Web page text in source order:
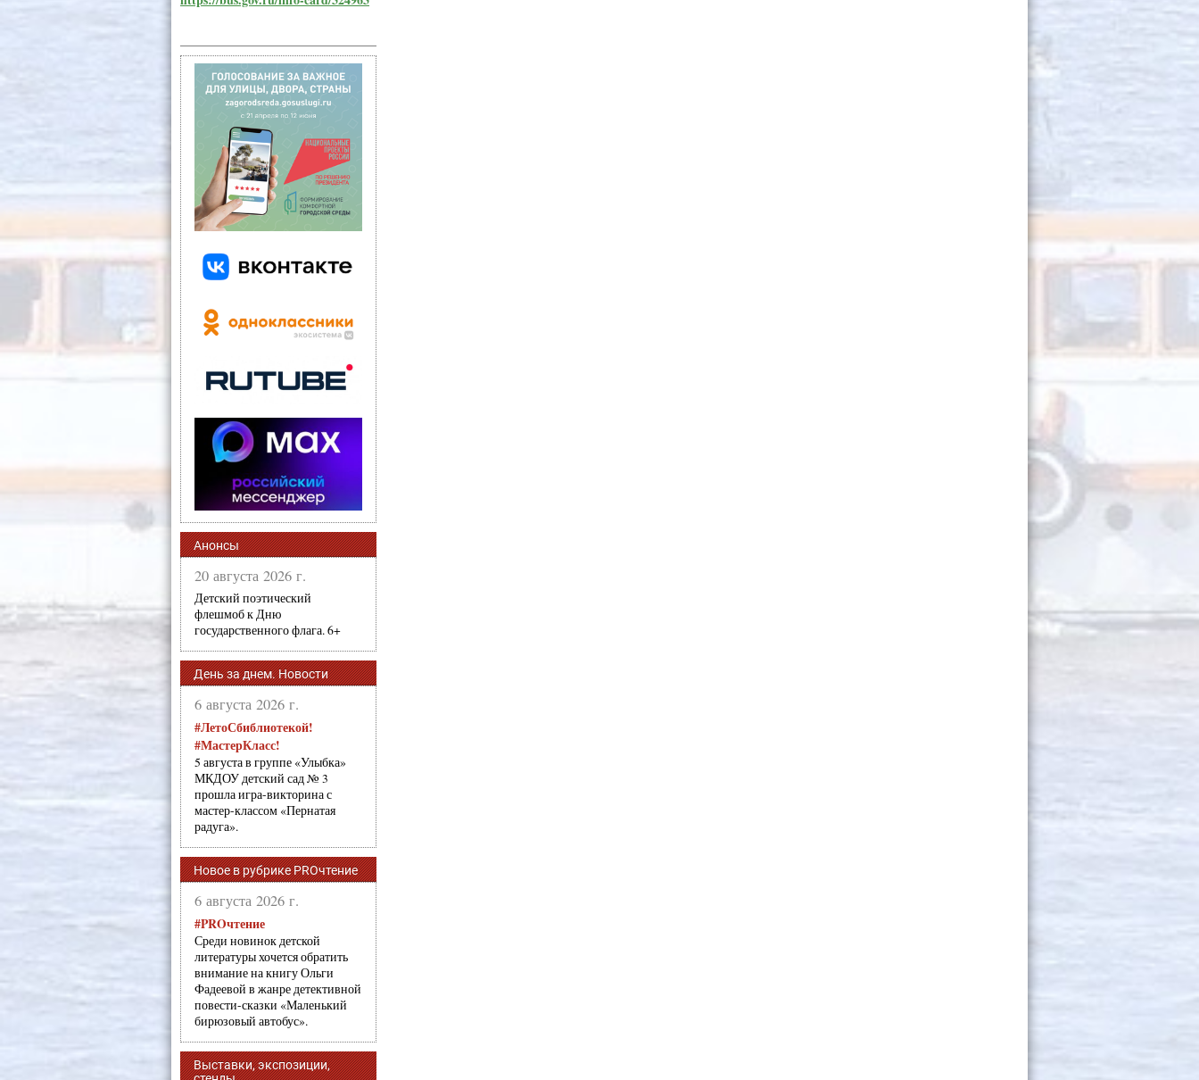
Анонсы
20 августа 2026 г.
Детский поэтический
флешмоб к Дню
государственного флага. 6+
День за днем. Новости
6 августа 2026 г.
#ЛетоСбиблиотекой!
#МастерКласс!
5 августа в группе «Улыбка»
МКДОУ детский сад № 3
прошла игра-викторина с
мастер-классом «Пернатая
радуга».
Новое в рубрике PROчтение
6 августа 2026 г.
#PROчтение
Среди новинок детской
литературы хочется обратить
внимание на книгу Ольги
Фадеевой в жанре детективной
повести-сказки «Маленький
бирюзовый автобус».
Выставки, экспозиции,